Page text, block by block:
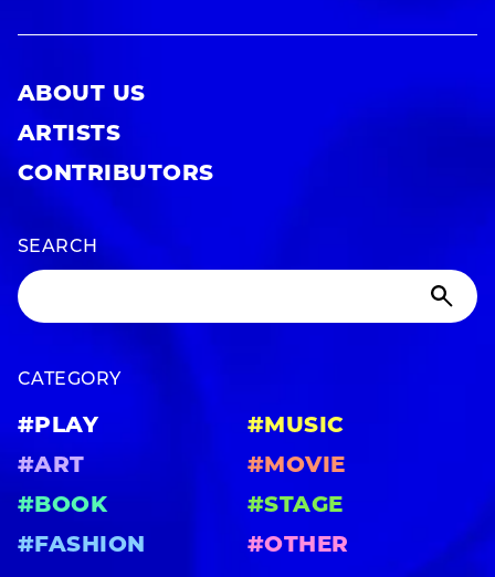
ABOUT US
ARTISTS
CONTRIBUTORS
SEARCH
CATEGORY
#PLAY
#MUSIC
#ART
#MOVIE
#BOOK
#STAGE
#FASHION
#OTHER